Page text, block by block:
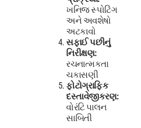
ખનિજ સ્પોટિંગ
અને અવશેષો
અટકાવો
સફાઈ પછીનું
નિરીક્ષણ:
રચનાત્મકતા
ચકાસણી
ફોટોગ્રાફિક
દસ્તાવેજીકરણ:
વોરંટિ પાલન
સાબિતી